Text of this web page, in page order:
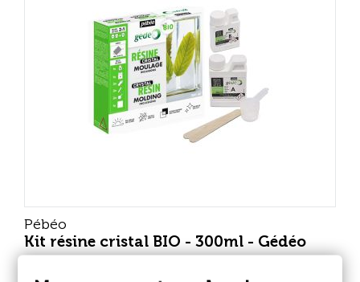
Pébéo
Kit résine cristal BIO - 300ml - Gédéo